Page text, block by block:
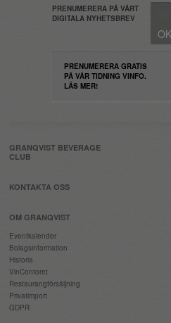
PRENUMERERA PÅ VÅRT
DIGITALA NYHETSBREV
PRENUMERERA GRATIS
PÅ VÅR TIDNING VINFO.
LÄS MER!
GRANQVIST BEVERAGE
CLUB
KONTAKTA OSS
OM GRANQVIST
Eventkalender
Bolagsinformation
Historia
VinContoret
Restaurangförsäljning
Privatimport
GDPR